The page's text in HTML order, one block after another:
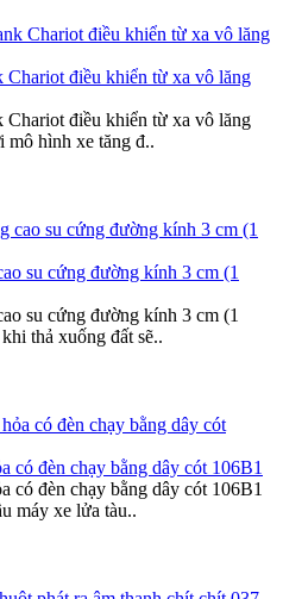
Chariot điều khiển từ xa vô lăng
Chariot điều khiển từ xa vô lăng
hình xe tăng đ..
su cứng đường kính 3 cm (1
su cứng đường kính 3 cm (1
thả xuống đất sẽ..
có đèn chạy bằng dây cót 106B1
có đèn chạy bằng dây cót 106B1
máy xe lửa tàu..